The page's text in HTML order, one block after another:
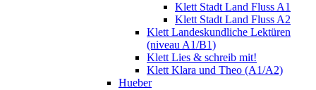
Klett Stadt Land Fluss A1
Klett Stadt Land Fluss A2
Klett Landeskundliche Lektüren
(niveau A1/B1)
Klett Lies & schreib mit!
Klett Klara und Theo (A1/A2)
Hueber